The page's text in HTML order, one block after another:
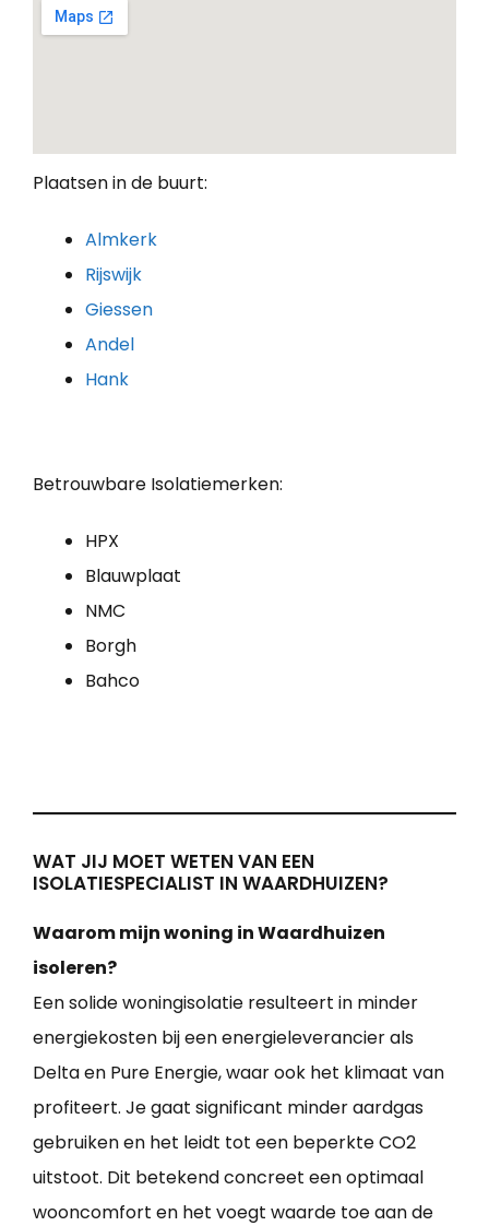
Plaatsen in de buurt:
Almkerk
Rijswijk
Giessen
Andel
Hank
Betrouwbare Isolatiemerken:
HPX
Blauwplaat
NMC
Borgh
Bahco
WAT JIJ MOET WETEN VAN EEN
ISOLATIESPECIALIST IN WAARDHUIZEN?
Waarom mijn woning in Waardhuizen
isoleren?
Een solide woningisolatie resulteert in minder
energiekosten bij een energieleverancier als
Delta en Pure Energie, waar ook het klimaat van
profiteert. Je gaat significant minder aardgas
gebruiken en het leidt tot een beperkte CO2
uitstoot. Dit betekend concreet een optimaal
wooncomfort en het voegt waarde toe aan de